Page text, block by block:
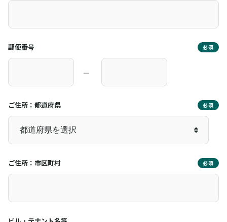
郵便番号 必須
―
ご住所：都道府県 必須
ご住所：市区町村 必須